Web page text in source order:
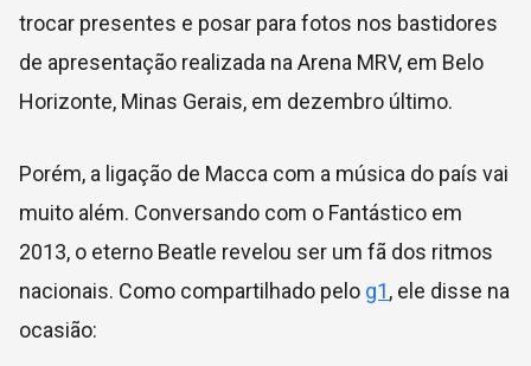
trocar presentes e posar para fotos nos bastidores
de apresentação realizada na Arena MRV, em Belo
Horizonte, Minas Gerais, em dezembro último.
Porém, a ligação de Macca com a música do país vai
muito além. Conversando com o Fantástico em
2013, o eterno Beatle revelou ser um fã dos ritmos
nacionais. Como compartilhado pelo g1, ele disse na
ocasião: